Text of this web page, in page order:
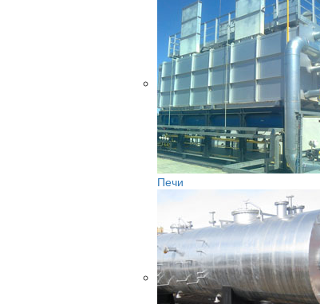
Печи